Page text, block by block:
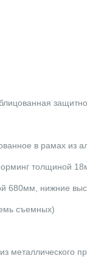
в рамах из
толщиной
680мм, нижние
съемных)
металлического